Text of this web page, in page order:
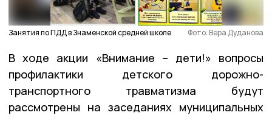
Занятия по ПДД в Знаменской средней школе Фото: Вера Дуданова
В ходе акции «Внимание – дети!» вопросы
профилактики детского дорожно-
транспортного травматизма будут
рассмотрены на заседаниях муниципальных